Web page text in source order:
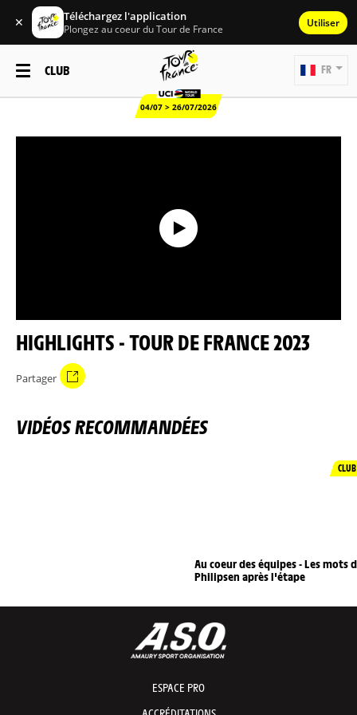
✕ Téléchargez l'application
Plongez au coeur du Tour de France Utiliser
CLUB
04/07 > 26/07/2026
FR
HIGHLIGHTS - TOUR DE FRANCE 2023
Partager
VIDÉOS RECOMMANDÉES
CLUB
Au coeur des équipes - Les mots
Philipsen après l'étape
ESPACE PRO